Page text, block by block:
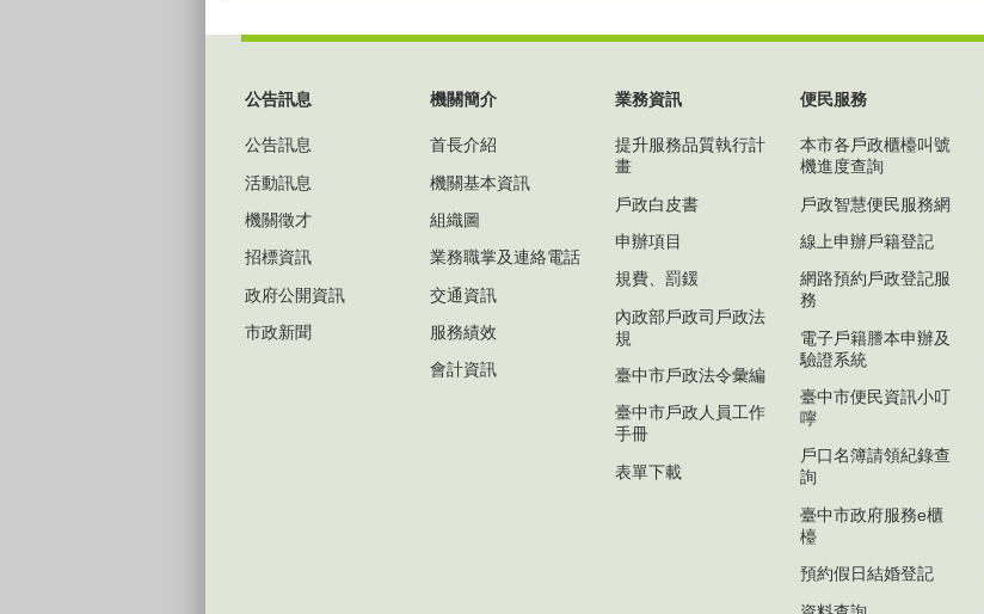
公告訊息
公告訊息
活動訊息
機關徵才
招標資訊
政府公開資訊
市政新聞
機關簡介
首長介紹
機關基本資訊
組織圖
業務職掌及連絡電話
交通資訊
服務績效
會計資訊
業務資訊
提升服務品質執行計
畫
戶政白皮書
申辦項目
規費、罰鍰
內政部戶政司戶政法
規
臺中市戶政法令彙編
臺中市戶政人員工作
手冊
表單下載
便民服務
本市各戶政櫃檯叫號
機進度查詢
戶政智慧便民服務網
線上申辦戶籍登記
網路預約戶政登記服
務
電子戶籍謄本申辦及
驗證系統
臺中市便民資訊小叮
嚀
戶口名簿請領紀錄查
詢
臺中市政府服務e櫃
檯
預約假日結婚登記